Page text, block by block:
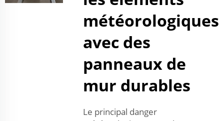
météorologiques
avec des
panneaux de
mur durables
Le principal danger